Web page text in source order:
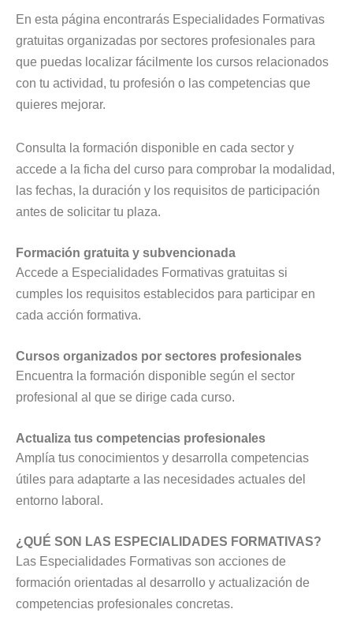
En esta página encontrarás Especialidades Formativas
gratuitas organizadas por sectores profesionales para
que puedas localizar fácilmente los cursos relacionados
con tu actividad, tu profesión o las competencias que
quieres mejorar.
Consulta la formación disponible en cada sector y
accede a la ficha del curso para comprobar la modalidad,
las fechas, la duración y los requisitos de participación
antes de solicitar tu plaza.
Formación gratuita y subvencionada
Accede a Especialidades Formativas gratuitas si
cumples los requisitos establecidos para participar en
cada acción formativa.
Cursos organizados por sectores profesionales
Encuentra la formación disponible según el sector
profesional al que se dirige cada curso.
Actualiza tus competencias profesionales
Amplía tus conocimientos y desarrolla competencias
útiles para adaptarte a las necesidades actuales del
entorno laboral.
¿QUÉ SON LAS ESPECIALIDADES FORMATIVAS?
Las Especialidades Formativas son acciones de
formación orientadas al desarrollo y actualización de
competencias profesionales concretas.